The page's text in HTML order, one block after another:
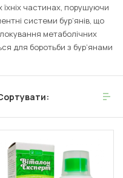
частинах, порушуючи
системи бур’янів, що
метаболічних
для боротьби з бур’янами
він забезпечує тривалий